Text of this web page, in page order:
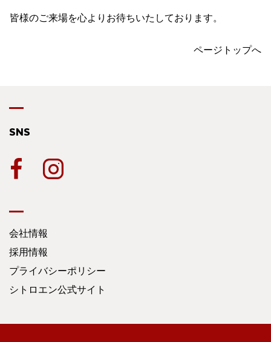
皆様のご来場を心よりお待ちいたしております。
ページトップへ
SNS
会社情報
採用情報
プライバシーポリシー
シトロエン公式サイト